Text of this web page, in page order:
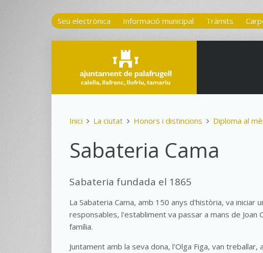
Seu electrònica Informació municipal Tràmits
Inici La ciutat Honors i distincions Diploma al
Sabateria Cama
Sabateria fundada el 1865
La Sabateria Cama, amb 150 anys d'història, va iniciar
responsables, l'establiment va passar a mans de Joan
família.
Juntament amb la seva dona, l'Olga Figa, van